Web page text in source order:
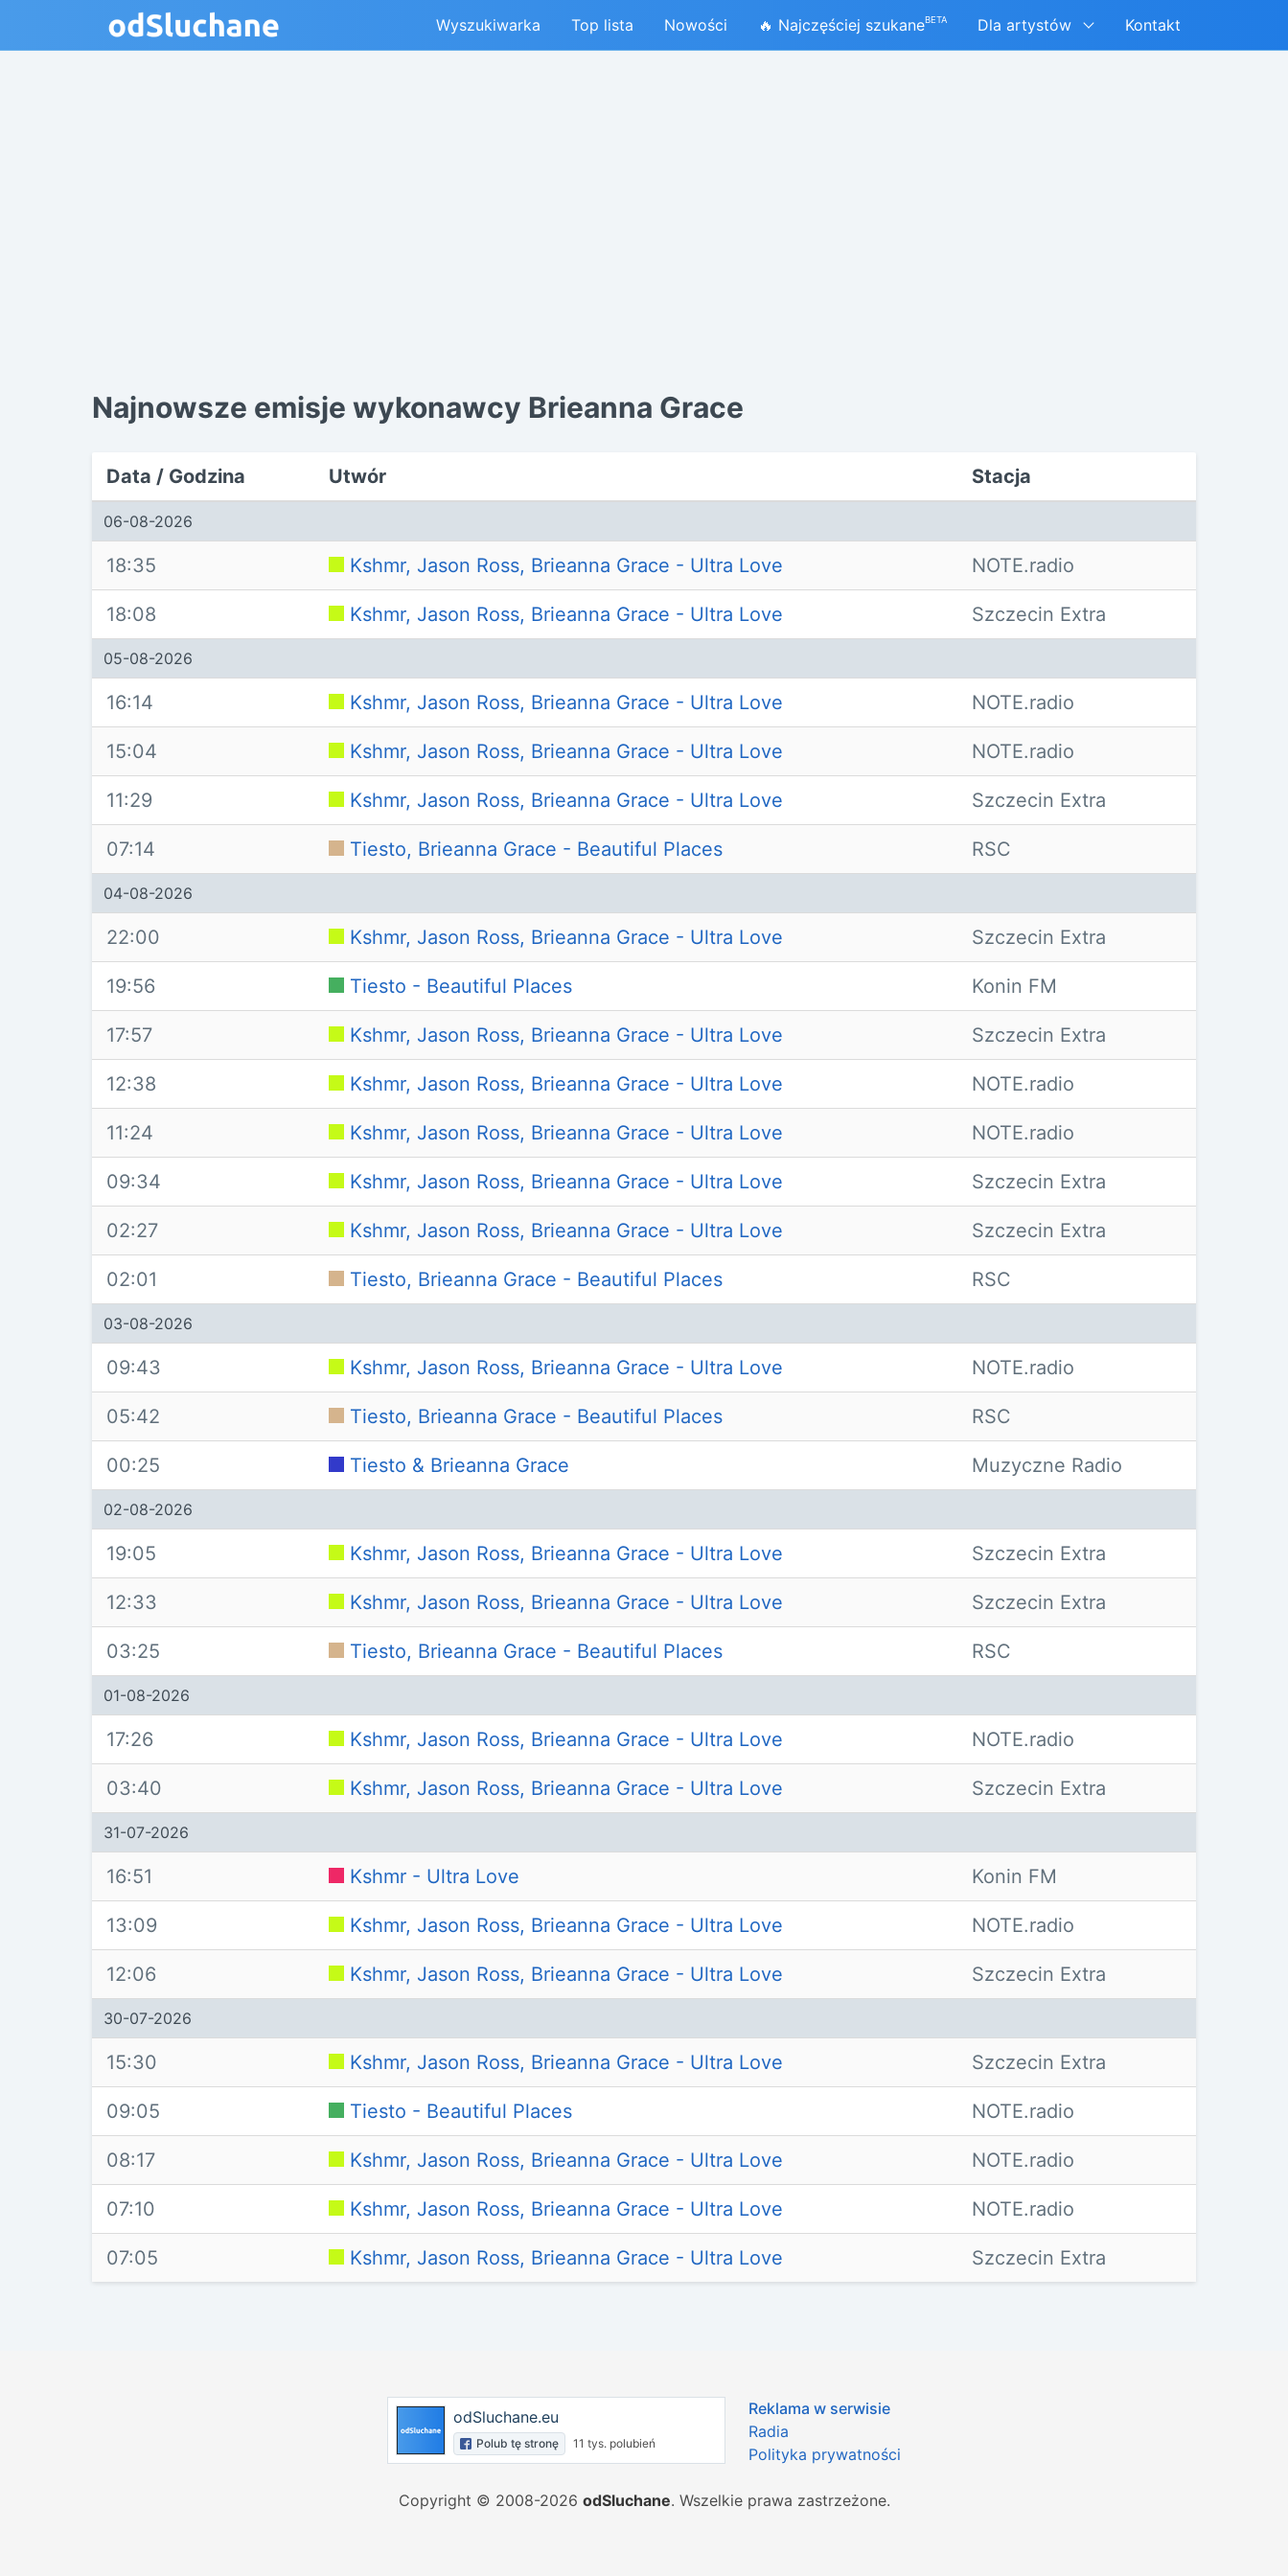
Wyszukiwarka Top lista Nowości 🔥 Najczęściej szukaneBETA Dla artystów Kontakt
Najnowsze emisje wykonawcy Brieanna Grace
Data / Godzina Utwór Stacja
06-08-2026
18:35 Kshmr, Jason Ross, Brieanna Grace - Ultra Love NOTE.radio
18:08 Kshmr, Jason Ross, Brieanna Grace - Ultra Love Szczecin Extra
05-08-2026
16:14 Kshmr, Jason Ross, Brieanna Grace - Ultra Love NOTE.radio
15:04 Kshmr, Jason Ross, Brieanna Grace - Ultra Love NOTE.radio
11:29 Kshmr, Jason Ross, Brieanna Grace - Ultra Love Szczecin Extra
07:14 Tiesto, Brieanna Grace - Beautiful Places RSC
04-08-2026
22:00 Kshmr, Jason Ross, Brieanna Grace - Ultra Love Szczecin Extra
19:56 Tiesto - Beautiful Places Konin FM
17:57 Kshmr, Jason Ross, Brieanna Grace - Ultra Love Szczecin Extra
12:38 Kshmr, Jason Ross, Brieanna Grace - Ultra Love NOTE.radio
11:24 Kshmr, Jason Ross, Brieanna Grace - Ultra Love NOTE.radio
09:34 Kshmr, Jason Ross, Brieanna Grace - Ultra Love Szczecin Extra
02:27 Kshmr, Jason Ross, Brieanna Grace - Ultra Love Szczecin Extra
02:01 Tiesto, Brieanna Grace - Beautiful Places RSC
03-08-2026
09:43 Kshmr, Jason Ross, Brieanna Grace - Ultra Love NOTE.radio
05:42 Tiesto, Brieanna Grace - Beautiful Places RSC
00:25 Tiesto & Brieanna Grace Muzyczne Radio
02-08-2026
19:05 Kshmr, Jason Ross, Brieanna Grace - Ultra Love Szczecin Extra
12:33 Kshmr, Jason Ross, Brieanna Grace - Ultra Love Szczecin Extra
03:25 Tiesto, Brieanna Grace - Beautiful Places RSC
01-08-2026
17:26 Kshmr, Jason Ross, Brieanna Grace - Ultra Love NOTE.radio
03:40 Kshmr, Jason Ross, Brieanna Grace - Ultra Love Szczecin Extra
31-07-2026
16:51 Kshmr - Ultra Love Konin FM
13:09 Kshmr, Jason Ross, Brieanna Grace - Ultra Love NOTE.radio
12:06 Kshmr, Jason Ross, Brieanna Grace - Ultra Love Szczecin Extra
30-07-2026
15:30 Kshmr, Jason Ross, Brieanna Grace - Ultra Love Szczecin Extra
09:05 Tiesto - Beautiful Places NOTE.radio
08:17 Kshmr, Jason Ross, Brieanna Grace - Ultra Love NOTE.radio
07:10 Kshmr, Jason Ross, Brieanna Grace - Ultra Love NOTE.radio
07:05 Kshmr, Jason Ross, Brieanna Grace - Ultra Love Szczecin Extra
odSluchane.eu
Polub tę stronę 11 tys. polubień
Reklama w serwisie
Radia
Polityka prywatności
Copyright © 2008-2026 odSluchane. Wszelkie prawa zastrzeżone.